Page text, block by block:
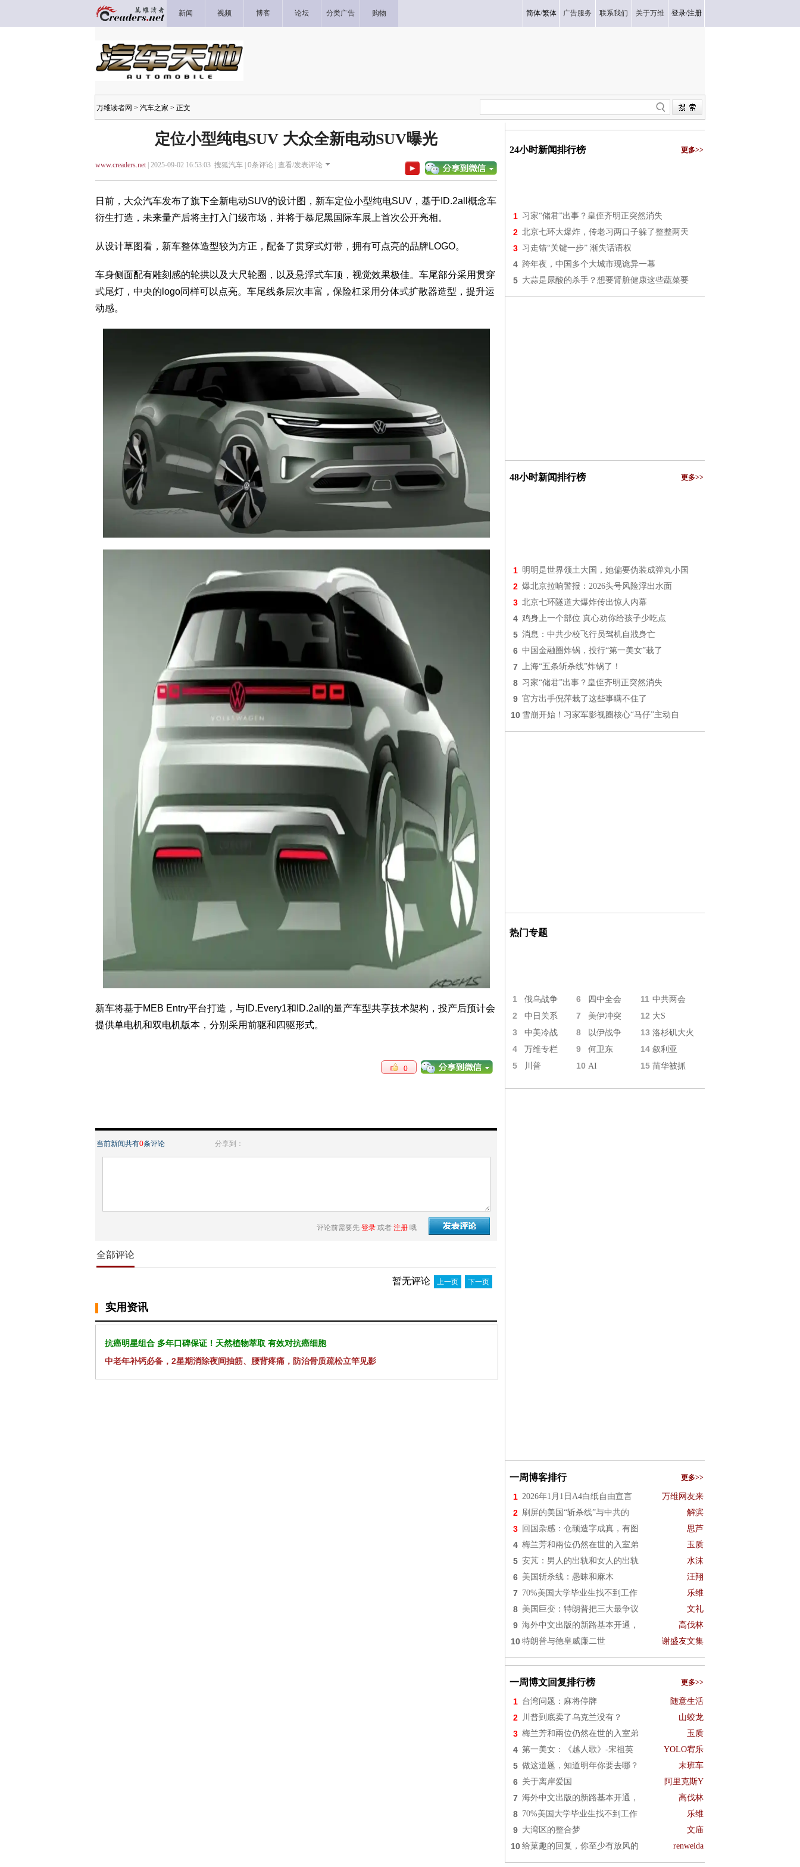
新闻 视频 博客 论坛 分类广告 购物 简体/繁体 广告服务 联系我们 关于万维 登录/注册
万维读者网 > 汽车之家 > 正文
定位小型纯电SUV 大众全新电动SUV曝光
www.creaders.net| 2025-09-02 16:53:03 搜狐汽车 | 0条评论 | 查看/发表评论
日前，大众汽车发布了旗下全新电动SUV的设计图，新车定位小型纯电SUV，基于ID.2all概念车
衍生打造，未来量产后将主打入门级市场，并将于慕尼黑国际车展上首次公开亮相。
从设计草图看，新车整体造型较为方正，配备了贯穿式灯带，拥有可点亮的品牌LOGO。
车身侧面配有雕刻感的轮拱以及大尺轮圈，以及悬浮式车顶，视觉效果极佳。车尾部分采用贯穿
式尾灯，中央的logo同样可以点亮。车尾线条层次丰富，保险杠采用分体式扩散器造型，提升运
动感。
新车将基于MEB Entry平台打造，与ID.Every1和ID.2all的量产车型共享技术架构，投产后预计会
提供单电机和双电机版本，分别采用前驱和四驱形式。
0
当前新闻共有0条评论 分享到：
评论前需要先 登录 或者 注册 哦
全部评论
暂无评论 上一页 下一页
实用资讯
抗癌明星组合 多年口碑保证！天然植物萃取 有效对抗癌细胞
中老年补钙必备，2星期消除夜间抽筋、腰背疼痛，防治骨质疏松立竿见影
24小时新闻排行榜 更多>>
1 习家“储君”出事？皇侄齐明正突然消失
2 北京七环大爆炸，传老习两口子躲了整整两天
3 习走错“关键一步” 渐失话语权
4 跨年夜，中国多个大城市现诡异一幕
5 大蒜是尿酸的杀手？想要肾脏健康这些蔬菜要
48小时新闻排行榜 更多>>
1 明明是世界领土大国，她偏要伪装成弹丸小国
2 爆北京拉响警报：2026头号风险浮出水面
3 北京七环隧道大爆炸传出惊人内幕
4 鸡身上一个部位 真心劝你给孩子少吃点
5 消息：中共少校飞行员驾机自戕身亡
6 中国金融圈炸锅，投行“第一美女”栽了
7 上海“五条斩杀线”炸锅了！
8 习家“储君”出事？皇侄齐明正突然消失
9 官方出手倪萍栽了这些事瞒不住了
10 雪崩开始！习家军影视圈核心“马仔”主动自
热门专题
1 俄乌战争 6 四中全会 11 中共两会
2 中日关系 7 美伊冲突 12 大S
3 中美冷战 8 以伊战争 13 洛杉矶大火
4 万维专栏 9 何卫东 14 叙利亚
5 川普 10 AI 15 苗华被抓
一周博客排行 更多>>
1 2026年1月1日A4白纸自由宣言 万维网友来
2 刷屏的美国“斩杀线”与中共的 解滨
3 回国杂感：仓颉造字成真，有图 思芦
4 梅兰芳和兩位仍然在世的入室弟 玉质
5 安芃：男人的出轨和女人的出轨 水沫
6 美国斩杀线：愚昧和麻木 汪翔
7 70%美国大学毕业生找不到工作 乐维
8 美国巨变：特朗普把三大最争议 文礼
9 海外中文出版的新路基本开通， 高伐林
10 特朗普与德皇威廉二世 谢盛友文集
一周博文回复排行榜 更多>>
1 台湾问题：麻将停牌 随意生活
2 川普到底卖了乌克兰没有？ 山蛟龙
3 梅兰芳和兩位仍然在世的入室弟 玉质
4 第一美女：《越人歌》-宋祖英 YOLO宥乐
5 做这道题，知道明年你要去哪？ 末班车
6 关于离岸爱国 阿里克斯Y
7 海外中文出版的新路基本开通， 高伐林
8 70%美国大学毕业生找不到工作 乐维
9 大湾区的整合梦 文庙
10 给菓趣的回复，你至少有放风的 renweida